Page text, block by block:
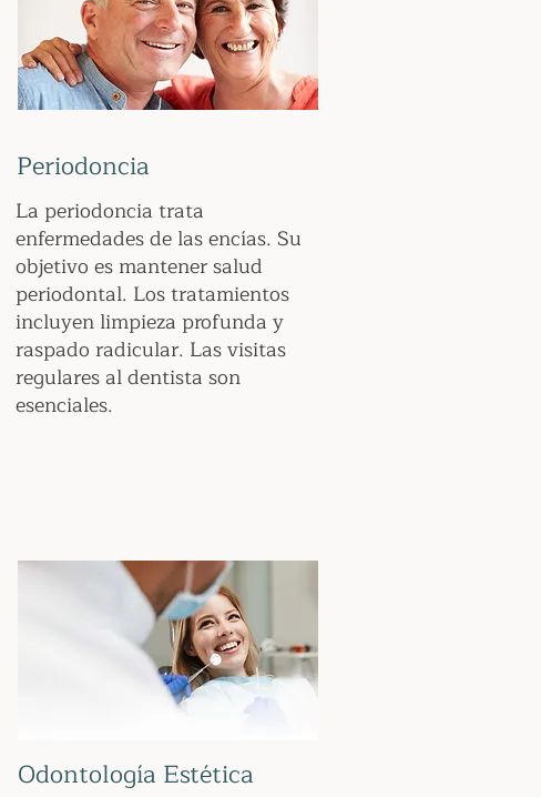
Periodoncia
La periodoncia trata
enfermedades de las encías. Su
objetivo es mantener salud
periodontal. Los tratamientos
incluyen limpieza profunda y
raspado radicular. Las visitas
regulares al dentista son
esenciales.
Odontología Estética